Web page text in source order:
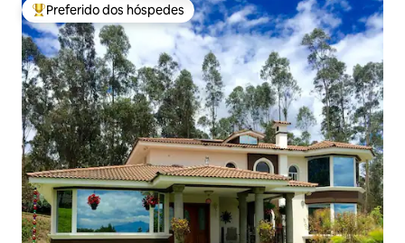
Entre os melhores preferidos dos hóspedes
Preferido dos hóspedes